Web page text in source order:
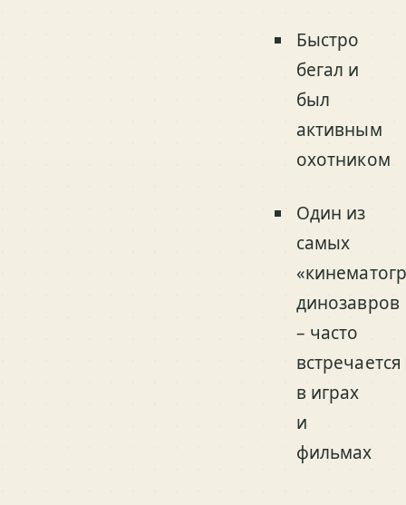
Быстро
бегал и
был
активным
охотником
Один из
самых
динозавров
– часто
встречается
в играх
и
фильмах